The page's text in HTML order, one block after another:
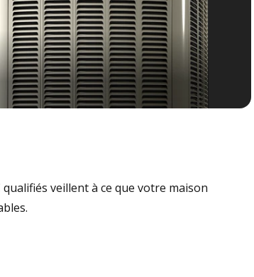
veillent à ce que votre maison